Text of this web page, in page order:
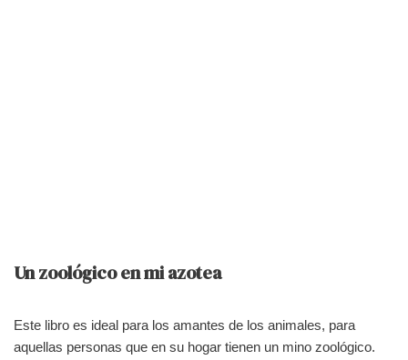
Un zoológico en mi azotea
Este libro es ideal para los amantes de los animales, para
aquellas personas que en su hogar tienen un mino zoológico.